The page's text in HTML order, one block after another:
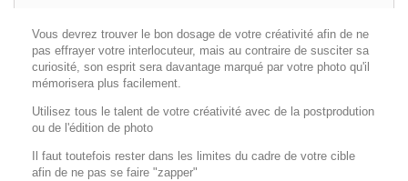
Vous devrez trouver le bon dosage de votre créativité afin de ne
pas effrayer votre interlocuteur, mais au contraire de susciter sa
curiosité, son esprit sera davantage marqué par votre photo qu'il
mémorisera plus facilement.
Utilisez tous le talent de votre créativité avec de la postprodution
ou de l'édition de photo
Il faut toutefois rester dans les limites du cadre de votre cible
afin de ne pas se faire "zapper"